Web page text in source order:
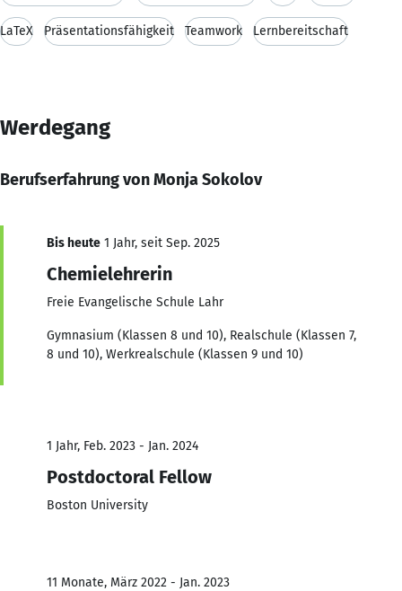
LaTeX Präsentationsfähigkeit Teamwork Lernbereitschaft
Werdegang
Berufserfahrung von Monja Sokolov
Bis heute 1 Jahr, seit Sep. 2025
Chemielehrerin
Freie Evangelische Schule Lahr
Gymnasium (Klassen 8 und 10), Realschule (Klassen 7,
8 und 10), Werkrealschule (Klassen 9 und 10)
1 Jahr, Feb. 2023 - Jan. 2024
Postdoctoral Fellow
Boston University
11 Monate, März 2022 - Jan. 2023